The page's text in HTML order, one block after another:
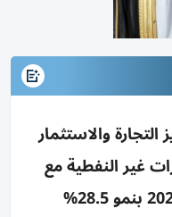
والاستثمار
غير النفطية مع